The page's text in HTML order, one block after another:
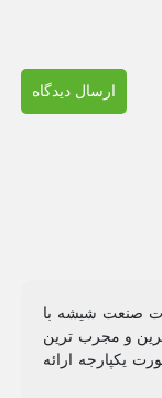
صنعت شیشه با
و مجرب ترین
یکپارجه ارائه